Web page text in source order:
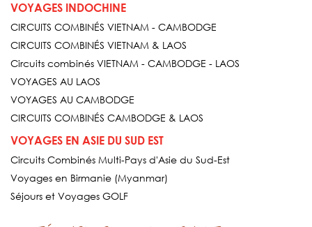
VOYAGES INDOCHINE
CIRCUITS COMBINÉS VIETNAM - CAMBODGE
CIRCUITS COMBINÉS VIETNAM & LAOS
Circuits combinés VIETNAM - CAMBODGE - LAOS
VOYAGES AU LAOS
VOYAGES AU CAMBODGE
CIRCUITS COMBINÉS CAMBODGE & LAOS
VOYAGES EN ASIE DU SUD EST
Circuits Combinés Multi-Pays d'Asie du Sud-Est
Voyages en Birmanie (Myanmar)
Séjours et Voyages GOLF